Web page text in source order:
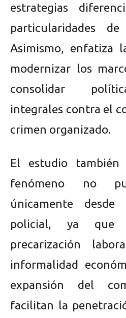
estrategias
particularidades
Asimismo, enfatiza
modernizar los
consolidar
integrales contra el
crimen organizado.
El estudio
fenómeno no
únicamente desde
policial, ya que
precarización
informalidad
expansión del
facilitan la